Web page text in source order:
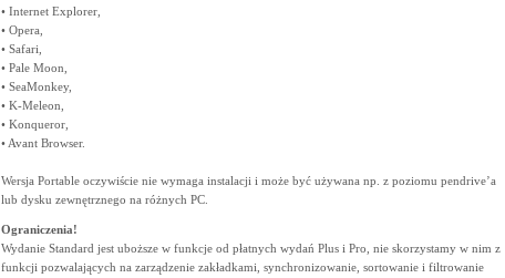
• Internet Explorer,
• Opera,
• Safari,
• Pale Moon,
• SeaMonkey,
• K-Meleon,
• Konqueror,
• Avant Browser.
Wersja Portable oczywiście nie wymaga instalacji i może być używana np. z poziomu pendrive’a
lub dysku zewnętrznego na różnych PC.
Ograniczenia!
Wydanie Standard jest uboższe w funkcje od płatnych wydań Plus i Pro, nie skorzystamy w nim z
funkcji pozwalających na zarządzenie zakładkami, synchronizowanie, sortowanie i filtrowanie